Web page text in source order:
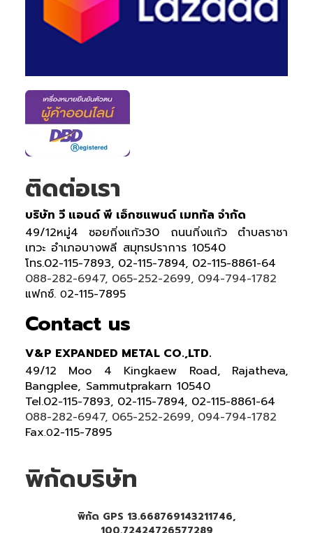
ติดต่อเรา
บริษัท วี แอนด์ พี เอ็กซแพนด์ เมททัล จำกัด
49/12หมู่4 ซอยกิ่งแก้ว30 ถนนกิ่งแก้ว ตำบลราชา
เทวะ อำเภอบางพลี สมุทรปราการ 10540
โทร.02-115-7893, 02-115-7894, 02-115-8861-64
088-282-6947, 065-252-2699, 094-794-1782
แฟกซ์. 02-115-7895
Contact us
V&P EXPANDED METAL CO.,LTD.
49/12 Moo 4 Kingkaew Road, Rajatheva,
Bangplee, Sammutprakarn 10540
Tel.02-115-7893, 02-115-7894, 02-115-8861-64
088-282-6947, 065-252-2699, 094-794-1782
Fax.02-115-7895
พิกัดบริษัท
พิกัด GPS 13.668769143211746,